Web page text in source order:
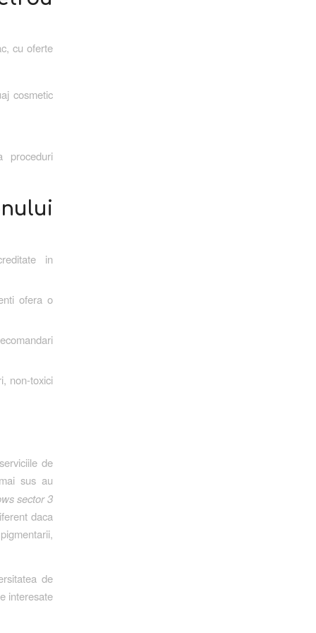
cu oferte
cosmetic
proceduri
in
ofera o
non-toxici
de
sus au
sector 3
daca
de
interesate